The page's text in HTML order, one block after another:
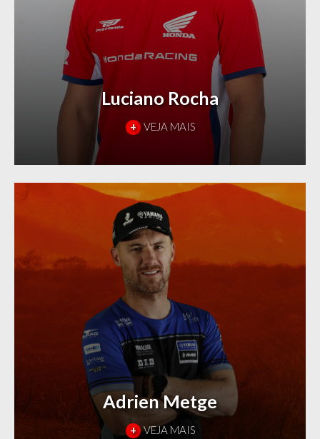
Luciano Rocha
+ VEJA MAIS
Adrien Metge
+ VEJA MAIS